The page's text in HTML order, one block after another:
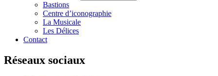
Bastions
Centre d’iconographie
La Musicale
Les Délices
Contact
Réseaux sociaux